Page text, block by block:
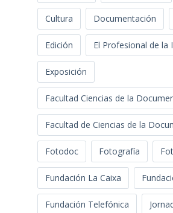
Cultura Documentación
Edición El Profesional de la
Exposición
Facultad Ciencias de la
Facultad de Ciencias de la
Fotodoc Fotografía
Fundación La Caixa
Fundación Telefónica